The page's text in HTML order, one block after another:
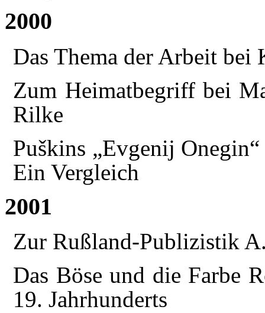
2000
Das Thema der Arbeit bei
Zum Heimatbegriff bei
Rilke
Puškins „Evgenij
Ein Vergleich
2001
Zur Rußland-Publizistik
Das Böse und die Farbe
19. Jahrhunderts